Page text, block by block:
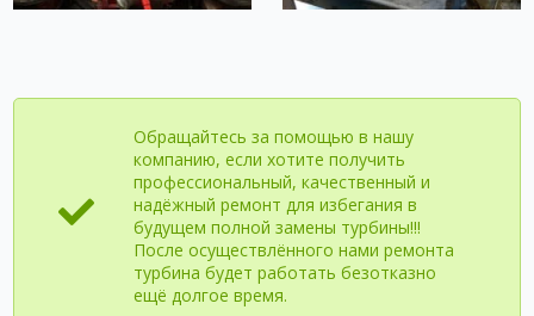
Обращайтесь за помощью в нашу
компанию, если хотите получить
профессиональный, качественный и
надёжный ремонт для избегания в
будущем полной замены турбины!!!
После осуществлённого нами ремонта
турбина будет работать безотказно
ещё долгое время.